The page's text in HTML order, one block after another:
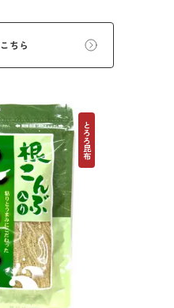
にご堪能ください。
ちら
とろろ昆布